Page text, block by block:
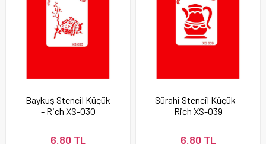
Baykuş Stencil Küçük
- Rich XS-030
6,80 TL
Sürahi Stencil Küçük -
Rich XS-039
6,80 TL